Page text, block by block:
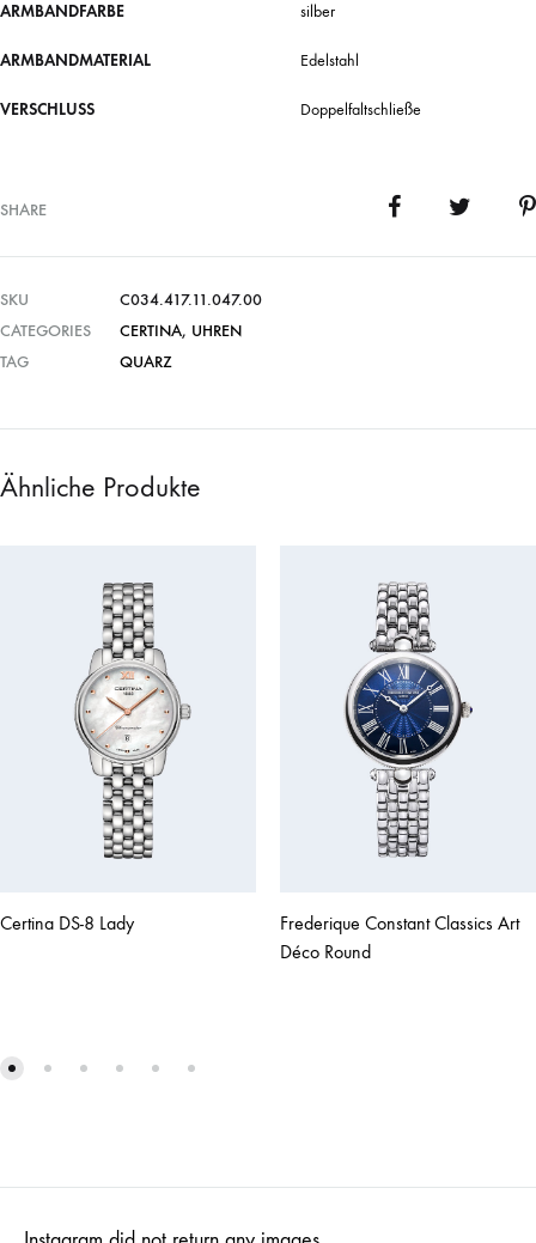
ARMBANDFARBE silber
ARMBANDMATERIAL Edelstahl
VERSCHLUSS Doppelfaltschließe
SHARE
SKU
C034.417.11.047.00
CATEGORIES
CERTINA, UHREN
TAG
QUARZ
Ähnliche Produkte
Certina DS-8 Lady
Frederique Constant Classics Art
Déco Round